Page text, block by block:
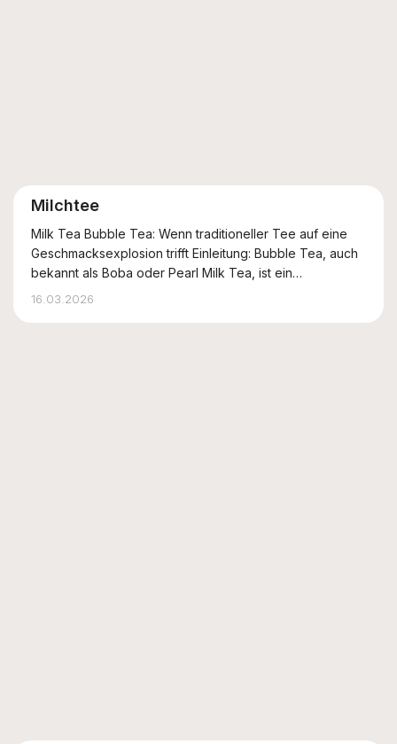
Milchtee
16.03.2026
Milk Tea Bubble Tea: Wenn traditioneller Tee auf eine
Geschmacksexplosion trifft Einleitung: Bubble Tea, auch
bekannt als Boba oder Pearl Milk Tea, ist ein
erfrischendes Trendgetränk aus Taiwan. Es verbindet